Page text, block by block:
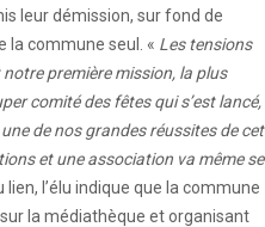
leur démission, sur fond de
la commune seul. « Les tensions
notre première mission, la plus
comité des fêtes qui s’est lancé,
de nos grandes réussites de cet
et une association va même se
l’élu indique que la commune
la médiathèque et organisant